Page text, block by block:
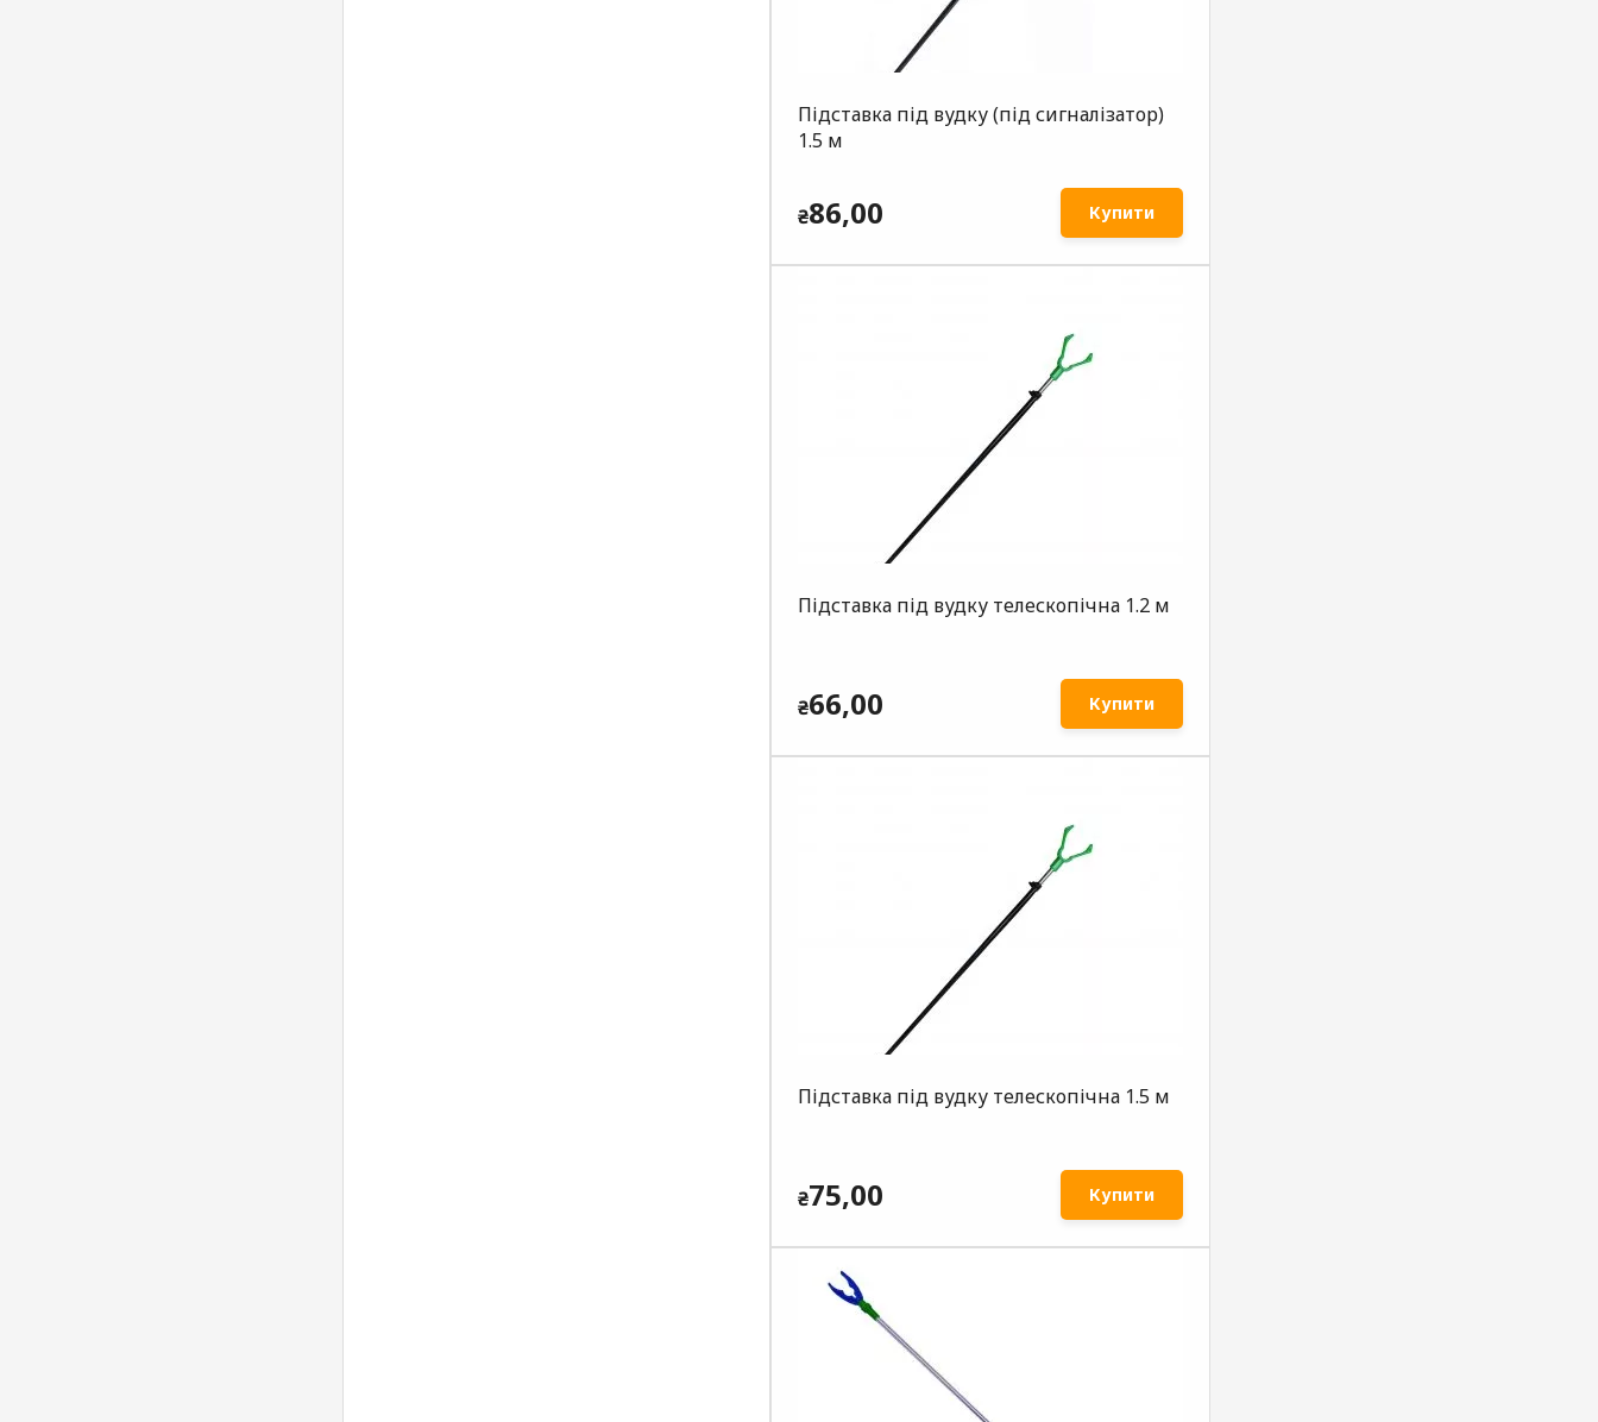
Підставка під вудку (під сигналізатор)
1.5 м
₴86,00 Купити
Підставка під вудку телескопічна 1.2 м
₴66,00 Купити
Підставка під вудку телескопічна 1.5 м
₴75,00 Купити